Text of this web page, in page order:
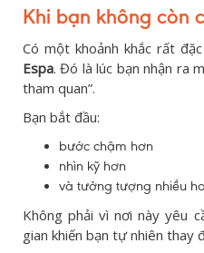
Khi bạn không còn
Có một khoảnh khắc rất
Espa. Đó là lúc bạn nhận ra
tham quan”.
Bạn bắt đầu:
bước chậm hơn
nhìn kỹ hơn
và tưởng tượng nhiều
Không phải vì nơi này yêu
gian khiến bạn tự nhiên thay